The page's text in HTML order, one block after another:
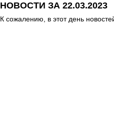
НОВОСТИ ЗА 22.03.2023
К сожалению, в этот день